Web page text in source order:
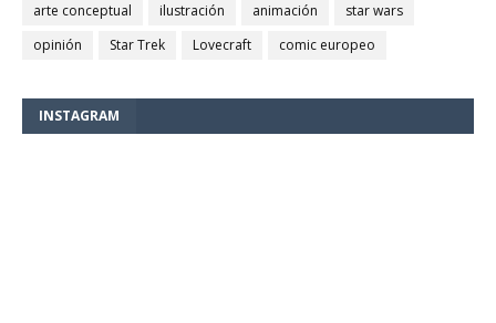
arte conceptual
ilustración animación
star wars
opinión
Star Trek Lovecraft comic europeo
INSTAGRAM